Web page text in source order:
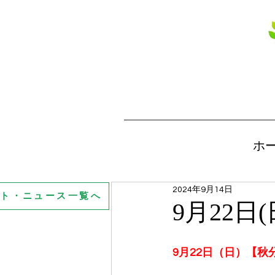
ホ
・ニュース一覧へ
9月22日
2024年9月14日
9月22日（日）【秋